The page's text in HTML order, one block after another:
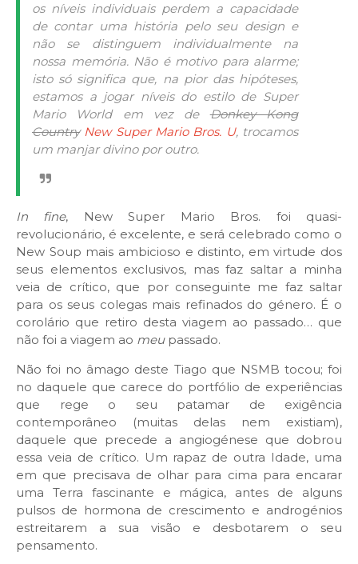
os níveis individuais perdem a capacidade
de contar uma história pelo seu design e
não se distinguem individualmente na
nossa memória. Não é motivo para alarme;
isto só significa que, na pior das hipóteses,
estamos a jogar níveis do estilo de Super
Mario World em vez deDonkey Kong
Country New Super Mario Bros. U, trocamos
um manjar divino por outro.
In fine, New Super Mario Bros. foi quasi-
revolucionário, é excelente, e será celebrado como o
New Soup mais ambicioso e distinto, em virtude dos
seus elementos exclusivos, mas faz saltar a minha
veia de crítico, que por conseguinte me faz saltar
para os seus colegas mais refinados do género. É o
corolário que retiro desta viagem ao passado… que
não foi a viagem ao meupassado.
Não foi no âmago deste Tiago que NSMB tocou; foi
no daquele que carece do portfólio de experiências
que rege o seu patamar de exigência
contemporâneo (muitas delas nem existiam),
daquele que precede a angiogénese que dobrou
essa veia de crítico. Um rapaz de outra Idade, uma
em que precisava de olhar para cima para encarar
uma Terra fascinante e mágica, antes de alguns
pulsos de hormona de crescimento e androgénios
estreitarem a sua visão e desbotarem o seu
pensamento.